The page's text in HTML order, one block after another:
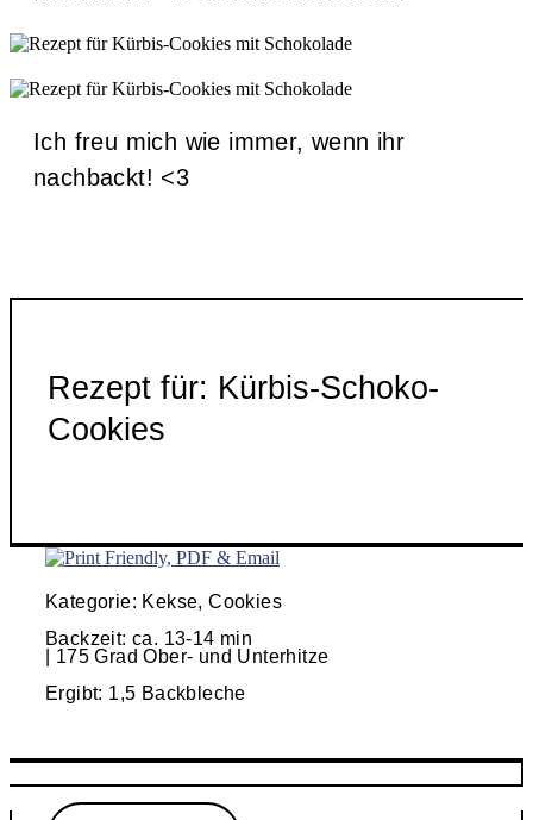
Ich freu mich wie immer, wenn ihr
nachbackt! <3
Rezept für: Kürbis-Schoko-
Cookies​
Kategorie: Kekse, Cookies
Backzeit: ca. 13-14 min
| 175 Grad Ober- und Unterhitze
Ergibt: 1,5 Backbleche